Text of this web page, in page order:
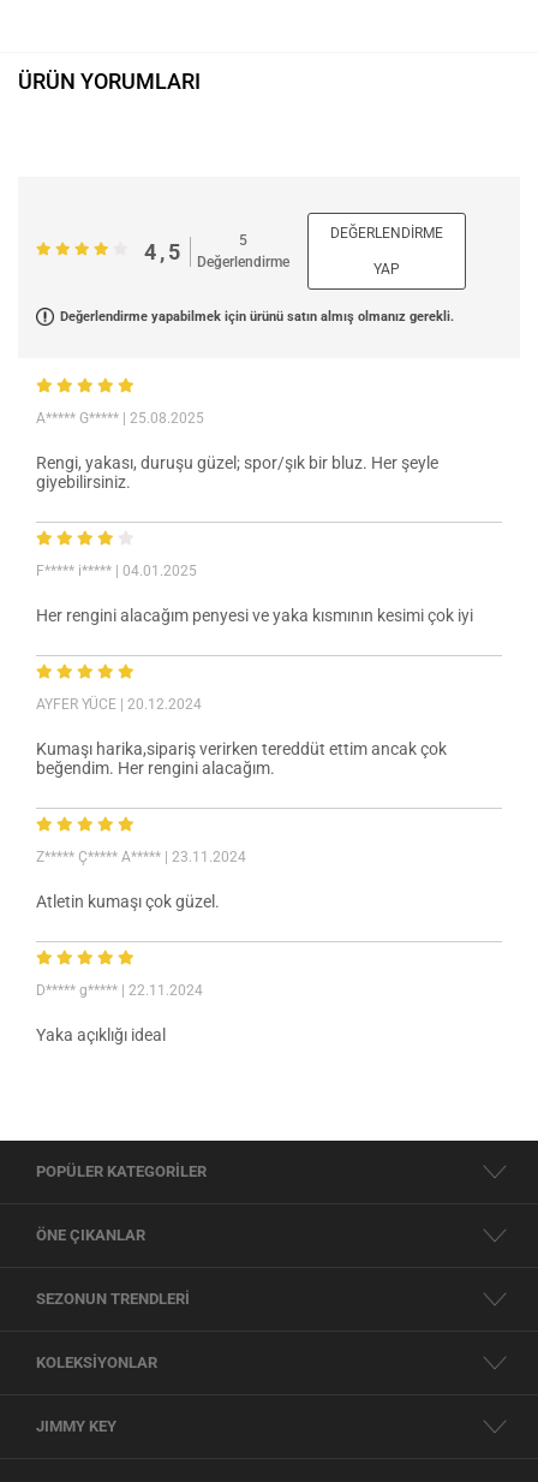
ÜRÜN YORUMLARI
4,5
5
Değerlendirme
DEĞERLENDIRME
YAP
Değerlendirme yapabilmek için ürünü satın almış olmanız gerekli.
A***** G***** | 25.08.2025
Rengi, yakası, duruşu güzel; spor/şık bir bluz. Her şeyle
giyebilirsiniz.
F***** i***** | 04.01.2025
Her rengini alacağım penyesi ve yaka kısmının kesimi çok iyi
AYFER YÜCE | 20.12.2024
Kumaşı harika,sipariş verirken tereddüt ettim ancak çok
beğendim. Her rengini alacağım.
Z***** Ç***** A***** | 23.11.2024
Atletin kumaşı çok güzel.
D***** g***** | 22.11.2024
Yaka açıklığı ideal
POPÜLER KATEGORİLER
ÖNE ÇIKANLAR
SEZONUN TRENDLERİ
KOLEKSİYONLAR
JIMMY KEY